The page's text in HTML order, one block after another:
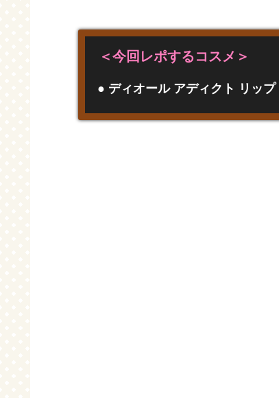
＜今回レポするコスメ＞
● ディオール アディクト リッ